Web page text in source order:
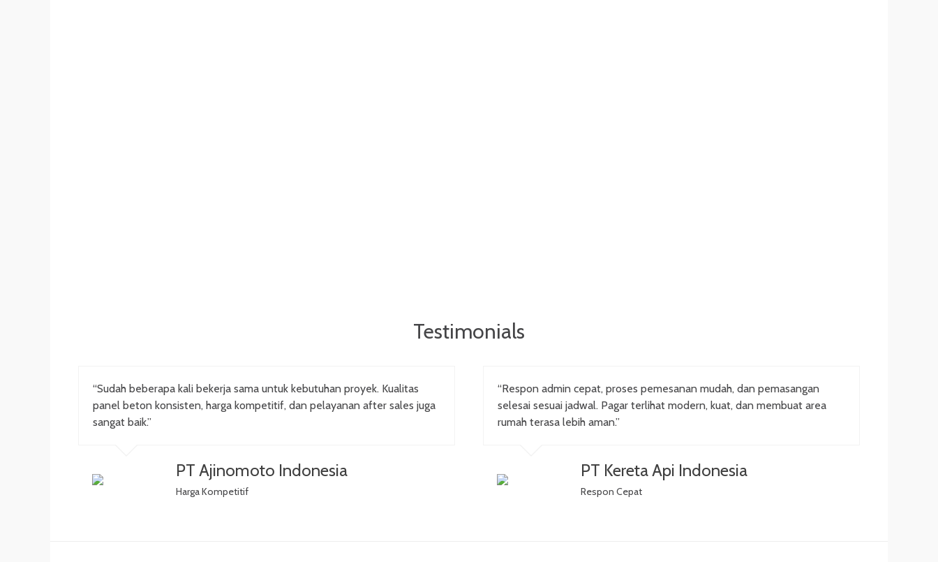
Testimonials
“Sudah beberapa kali bekerja sama untuk kebutuhan proyek. Kualitas
panel beton konsisten, harga kompetitif, dan pelayanan after sales juga
sangat baik.”
PT Ajinomoto Indonesia
Harga Kompetitif
“Respon admin cepat, proses pemesanan mudah, dan pemasangan
selesai sesuai jadwal. Pagar terlihat modern, kuat, dan membuat area
rumah terasa lebih aman.”
PT Kereta Api Indonesia
Respon Cepat